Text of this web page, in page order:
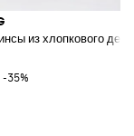
из хлопкового
-35%